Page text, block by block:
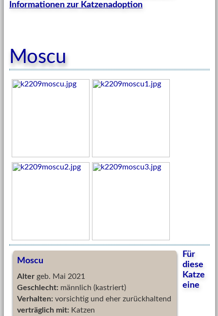
Informationen zur Katzenadoption
Moscu
Moscu
Alter geb. Mai 2021
Geschlecht: männlich (kastriert)
Verhalten: vorsichtig und eher zurückhaltend
verträglich mit: Katzen
Für
diese
Katze
eine